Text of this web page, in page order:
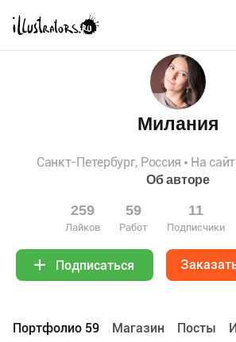
Милания
Санкт-Петербург, Россия
На
Об авторе
259
Лайков
59
Работ
11
Подписчики
Подписаться
Портфолио 59 Maгазин Посты